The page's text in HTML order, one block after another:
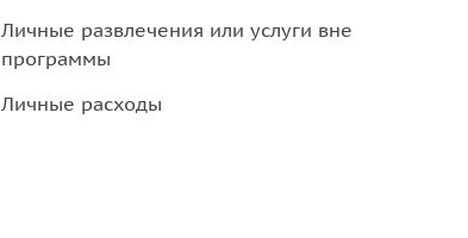
Личные развлечения или услуги вне
программы
Личные расходы